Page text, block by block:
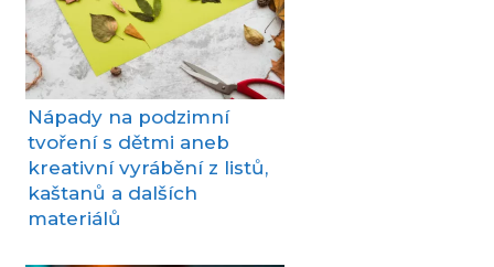
Nápady na podzimní
tvoření s dětmi aneb
kreativní vyrábění z listů,
kaštanů a dalších
materiálů